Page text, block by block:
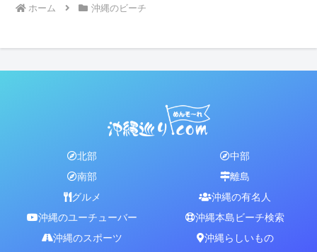
ホーム 沖縄のビーチ
北部
中部
南部
離島
グルメ
沖縄の有名人
沖縄のユーチューバー
沖縄本島ビーチ検索
沖縄のスポーツ
沖縄らしいもの